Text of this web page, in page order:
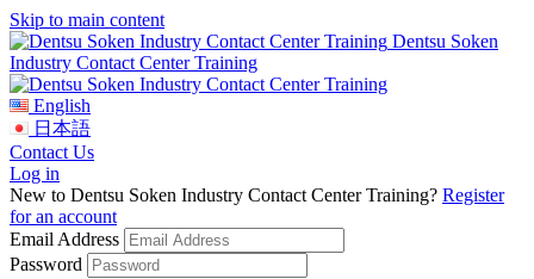
Skip to main content
Dentsu Soken
Industry Contact Center Training
English
日本語
Contact Us
Log in
New to Dentsu Soken Industry Contact Center Training? Register
for an account
Email Address
Password